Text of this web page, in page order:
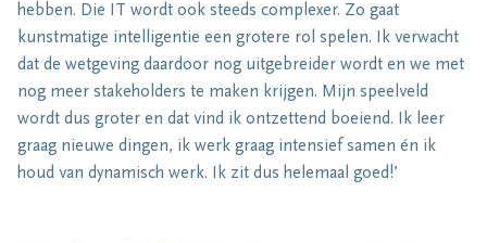
hebben. Die IT wordt ook steeds complexer. Zo gaat
kunstmatige intelligentie een grotere rol spelen. Ik verwacht
dat de wetgeving daardoor nog uitgebreider wordt en we met
nog meer stakeholders te maken krijgen. Mijn speelveld
wordt dus groter en dat vind ik ontzettend boeiend. Ik leer
graag nieuwe dingen, ik werk graag intensief samen én ik
houd van dynamisch werk. Ik zit dus helemaal goed!’